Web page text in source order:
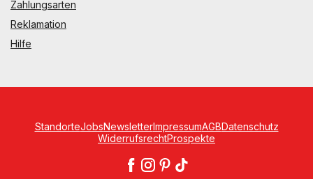
Zahlungsarten
Reklamation
Hilfe
StandorteJobsNewsletterImpressumAGBDatenschutz
WiderrufsrechtProspekte